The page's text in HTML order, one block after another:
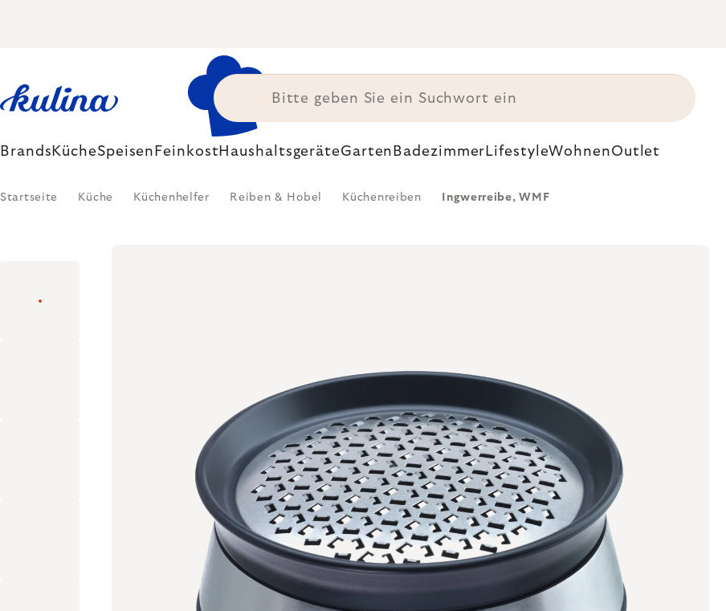
Brands KücheSpeisen FeinkostHaushaltsgeräteGarten Badezimmer LifestyleWohnenOutlet
Startseite Küche Küchenhelfer Reiben & Hobel Küchenreiben Ingwerreibe, WMF